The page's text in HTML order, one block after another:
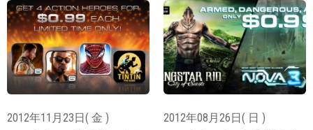
2012年11月23日( 金 ) 2012年08月26日( 日 )